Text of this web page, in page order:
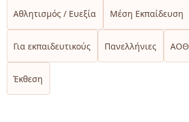
Αθλητισμός / Ευεξία Μέση Εκπαίδευση
Για εκπαιδευτικούς Πανελλήνιες ΑΟΘ
Έκθεση